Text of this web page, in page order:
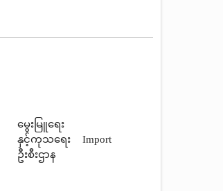
မွေးမြူရေး
နှင့်ကုသရေး
ဦးစီးဌာန
Import